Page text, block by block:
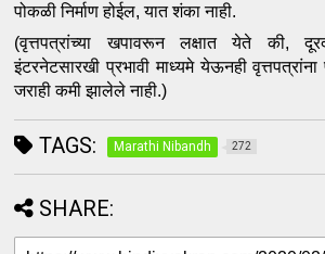
पोकळी निर्माण होईल, यात शंका नाही.
(वृत्तपत्रांच्या खपावरून लक्षात येते की,
इंटरनेटसारखी प्रभावी माध्यमे येऊनही वृत्तपत्रांना
जराही कमी झालेले नाही.)
TAGS: Marathi Nibandh 272
SHARE: